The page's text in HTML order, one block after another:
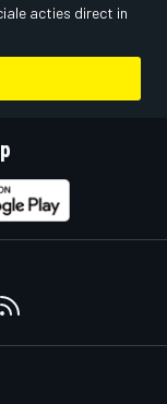
acties direct in